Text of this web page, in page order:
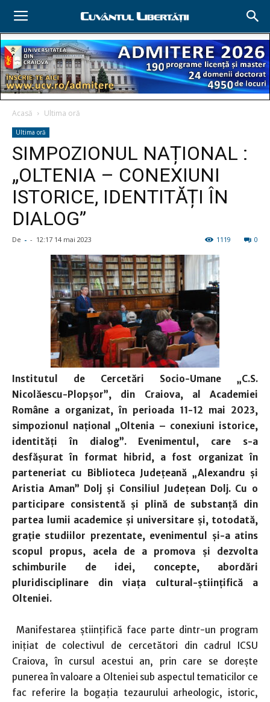
Acasă Ultima oră
Ultima oră
SIMPOZIONUL NAȚIONAL :
„OLTENIA – CONEXIUNI
ISTORICE, IDENTITĂȚI ÎN
DIALOG”
De - - 12:17 14 mai 2023 0
1119
Institutul de Cercetări Socio-Umane „C.S.
Nicolăescu-Plopșor”, din Craiova, al Academiei
Române a organizat, în perioada 11-12 mai 2023,
simpozionul național „Oltenia – conexiuni istorice,
identități în dialog”. Evenimentul, care s-a
desfășurat în format hibrid, a fost organizatîn
parteneriat cu Biblioteca Județeană „Alexandru și
Aristia Aman” Dolj și Consiliul Județean Dolj. Cu o
participare consistentă și plină de substanță din
partea lumii academice și universitare și, totodată,
grație studiilor prezentate, evenimentul și-a atins
scopul propus, acela de a promova și dezvolta
schimburile de idei, concepte, abordări
pluridisciplinare din viața cultural-științifică a
Olteniei.
Manifestarea științifică face parte dintr-un program
inițiat de colectivul de cercetători din cadrul ICSU
Craiova, în cursul acestui an, prin care se dorește
punerea în valoare a Olteniei sub aspectul tematicilor ce
fac referire la bogația tezaurului arheologic, istoric,